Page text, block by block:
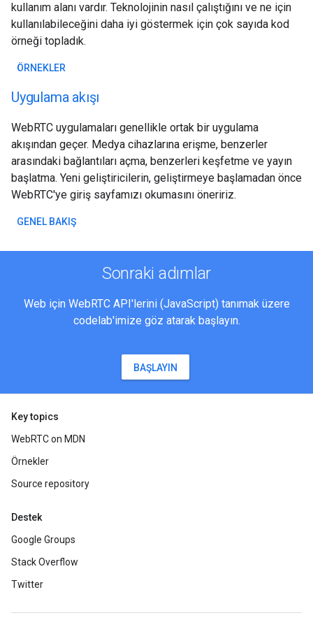
kullanım alanı vardır. Teknolojinin nasıl çalıştığını ve ne için
kullanılabileceğini daha iyi göstermek için çok sayıda kod
örneği topladık.
ÖRNEKLER
Uygulama akışı
WebRTC uygulamaları genellikle ortak bir uygulama
akışından geçer. Medya cihazlarına erişme, benzerler
arasındaki bağlantıları açma, benzerleri keşfetme ve yayın
başlatma. Yeni geliştiricilerin, geliştirmeye başlamadan önce
WebRTC'ye giriş sayfamızı okumasını öneririz.
GENEL BAKIŞ
Sonraki adımlar
Web için WebRTC API'lerini (JavaScript) tanımak üzere
codelab'imize göz atarak başlayın.
BAŞLAYIN
Key topics
WebRTC on MDN
Örnekler
Source repository
Destek
Google Groups
Stack Overflow
Twitter